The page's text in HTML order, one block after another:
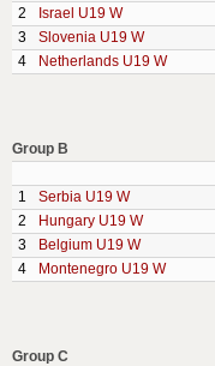
2 Israel U19 W
3
Slovenia U19 W
4
Netherlands U19 W
Group B
1
Serbia U19 W
2
Hungary U19 W
3
Belgium U19 W
4
Montenegro U19 W
Group C